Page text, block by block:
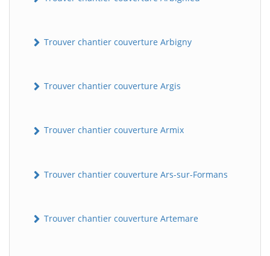
Trouver chantier couverture Arbigny
Trouver chantier couverture Argis
Trouver chantier couverture Armix
Trouver chantier couverture Ars-sur-Formans
Trouver chantier couverture Artemare